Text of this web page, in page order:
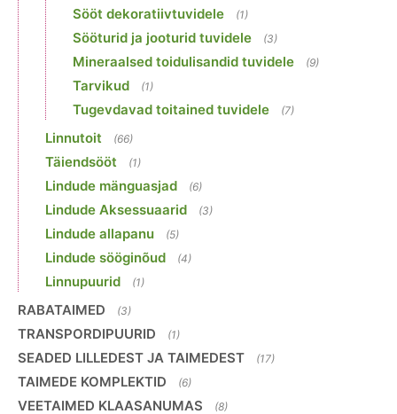
Sööt dekoratiivtuvidele (1)
Sööturid ja jooturid tuvidele (3)
Mineraalsed toidulisandid tuvidele (9)
Tarvikud (1)
Tugevdavad toitained tuvidele (7)
Linnutoit (66)
Täiendsööt (1)
Lindude mänguasjad (6)
Lindude Aksessuaarid (3)
Lindude allapanu (5)
Lindude sööginõud (4)
Linnupuurid (1)
RABATAIMED (3)
TRANSPORDIPUURID (1)
SEADED LILLEDEST JA TAIMEDEST (17)
TAIMEDE KOMPLEKTID (6)
VEETAIMED KLAASANUMAS (8)